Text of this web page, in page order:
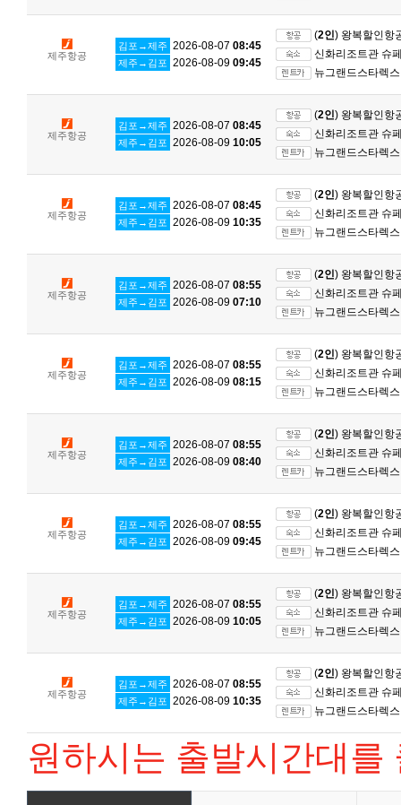
제주항공
김포→제주 2026-08-07 08:45
제주→김포 2026-08-09 09:45
(2인) 왕복할인항
신화리조트관 슈
뉴그랜드스타렉
제주항공
김포→제주 2026-08-07 08:45
제주→김포 2026-08-09 10:05
(2인) 왕복할인항
신화리조트관 슈
뉴그랜드스타렉
제주항공
김포→제주 2026-08-07 08:45
제주→김포 2026-08-09 10:35
(2인) 왕복할인항
신화리조트관 슈
뉴그랜드스타렉
제주항공
김포→제주 2026-08-07 08:55
제주→김포 2026-08-09 07:10
(2인) 왕복할인항
신화리조트관 슈
뉴그랜드스타렉
제주항공
김포→제주 2026-08-07 08:55
제주→김포 2026-08-09 08:15
(2인) 왕복할인항
신화리조트관 슈
뉴그랜드스타렉
제주항공
김포→제주 2026-08-07 08:55
제주→김포 2026-08-09 08:40
(2인) 왕복할인항
신화리조트관 슈
뉴그랜드스타렉
제주항공
김포→제주 2026-08-07 08:55
제주→김포 2026-08-09 09:45
(2인) 왕복할인항
신화리조트관 슈
뉴그랜드스타렉
제주항공
김포→제주 2026-08-07 08:55
제주→김포 2026-08-09 10:05
(2인) 왕복할인항
신화리조트관 슈
뉴그랜드스타렉
제주항공
김포→제주 2026-08-07 08:55
제주→김포 2026-08-09 10:35
(2인) 왕복할인항
신화리조트관 슈
뉴그랜드스타렉
원하시는 출발시간대를